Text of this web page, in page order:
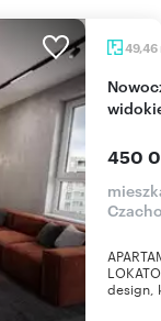
49,46
Nowoczesny apartament z panoramicznym
450
design,